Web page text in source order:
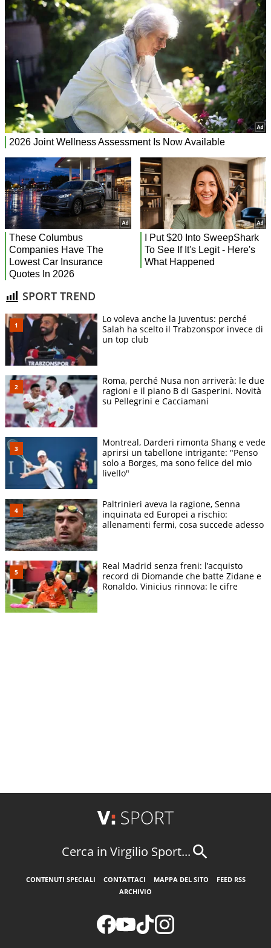
SPORT TREND
Lo voleva anche la Juventus: perché
Salah ha scelto il Trabzonspor invece di
un top club
Roma, perché Nusa non arriverà: le due
ragioni e il piano B di Gasperini. Novità
su Pellegrini e Cacciamani
Montreal, Darderi rimonta Shang e vede
aprirsi un tabellone intrigante: "Penso
solo a Borges, ma sono felice del mio
livello"
Paltrinieri aveva la ragione, Senna
inquinata ed Europei a rischio:
allenamenti fermi, cosa succede adesso
Real Madrid senza freni: l’acquisto
record di Diomande che batte Zidane e
Ronaldo. Vinicius rinnova: le cifre
Cerca in Virgilio Sport...
CONTENUTI SPECIALI CONTATTACI MAPPA DEL SITO
FEED RSS
ARCHIVIO